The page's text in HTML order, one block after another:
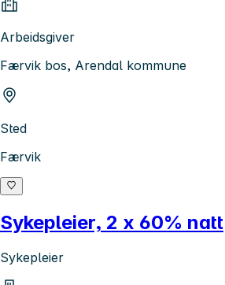
Arbeidsgiver
Færvik bos, Arendal kommune
Sted
Færvik
Sykepleier, 2 x 60% natt
Sykepleier